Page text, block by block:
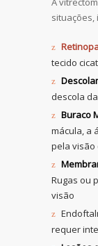
situações,
tecido
descola
Buraco
mácula, a
pela visão
Rugas ou
visão
requer